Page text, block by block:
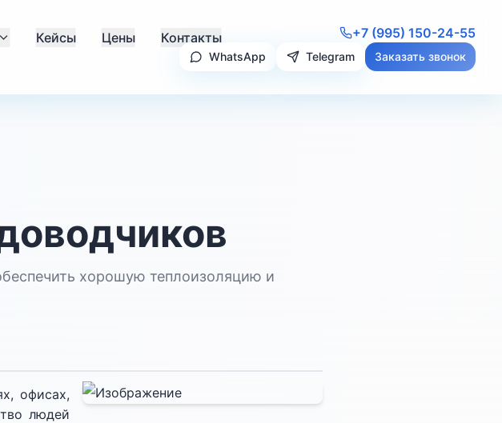
Кейсы Цены Контакты +7 (995) 150-24-55
WhatsApp Telegram Заказать звонок
хорошую теплоизоляцию и
офисах,
людей